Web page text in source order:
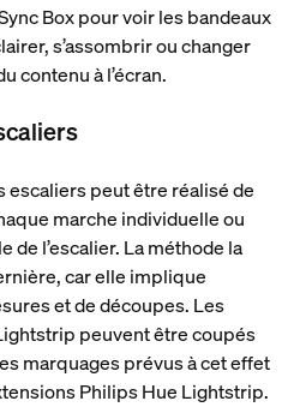
Box pour voir les bandeaux
s’assombrir ou changer
contenu à l’écran.
escaliers peut être réalisé de
marche individuelle ou
de l’escalier. La méthode la
car elle implique
et de découpes. Les
peuvent être coupés
marquages prévus à cet effet
Philips Hue Lightstrip.